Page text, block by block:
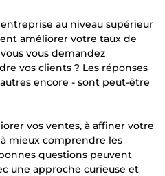
au niveau supérieur
améliorer votre taux de
vous demandez
vos clients ? Les réponses
encore - sont peut-être
vos ventes, à affiner votre
mieux comprendre les
questions peuvent
une approche curieuse et